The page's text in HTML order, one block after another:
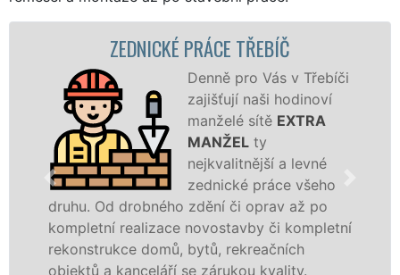
PRÁCE TŘEBÍČ
Denně pro Vás v Třebíči
zajišťují naši hodinoví
manželé sítě
EXTRA
MANŽELty
nejkvalitnější a levné
zednické práce všeho
zdění či oprav až po
novostavby či kompletní
bytů, rekreačních
se zárukou kvality.
novostavbu,
příčky z ytongu,
dalších materiálů
na stavbu.